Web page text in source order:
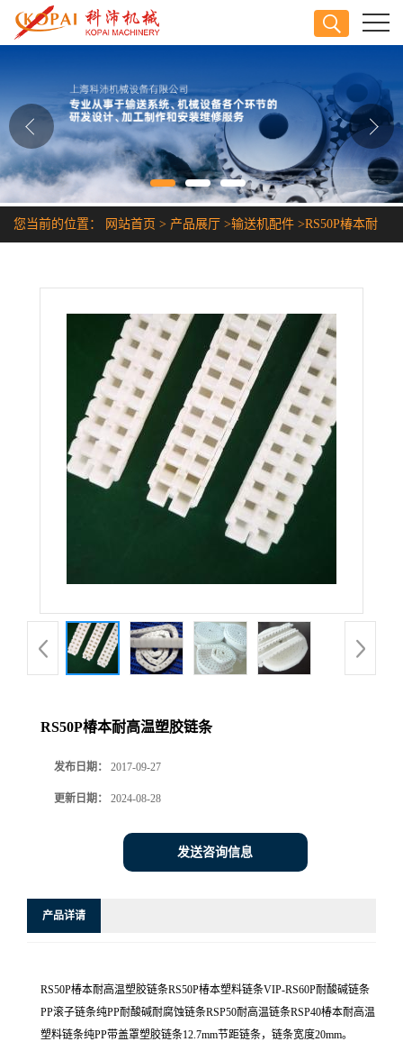
公司介绍
公司动态
产品展厅
证书荣誉
您当前的位置： 网站首页 > 产品展厅 >输送机配件 >RS50P椿本耐
RS50P椿本耐高温塑胶链条
发布日期： 2017-09-27
更新日期： 2024-08-28
发送咨询信息
产品详请
RS50P椿本耐高温塑胶链条RS50P椿本塑料链条VIP-RS60P耐酸碱链条
PP滚子链条纯PP耐酸碱耐腐蚀链条RSP50耐高温链条RSP40椿本耐高温
塑料链条纯PP带盖罩塑胶链条12.7mm节距链条，链条宽度20mm。